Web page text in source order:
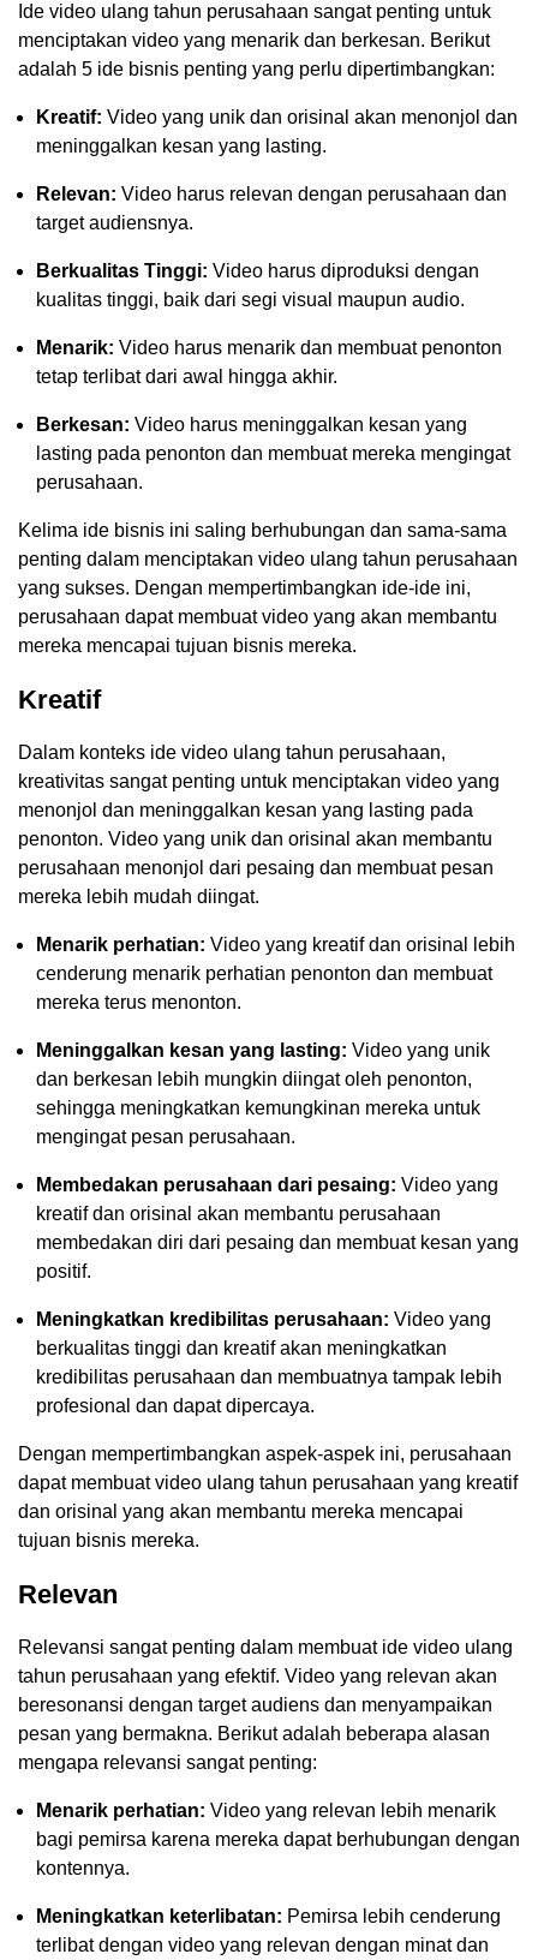
Ide video ulang tahun perusahaan sangat penting untuk
menciptakan video yang menarik dan berkesan. Berikut
adalah 5 ide bisnis penting yang perlu dipertimbangkan:
Kreatif: Video yang unik dan orisinal akan menonjol dan
meninggalkan kesan yang lasting.
Relevan: Video harus relevan dengan perusahaan dan
target audiensnya.
Berkualitas Tinggi: Video harus diproduksi dengan
kualitas tinggi, baik dari segi visual maupun audio.
Menarik: Video harus menarik dan membuat penonton
tetap terlibat dari awal hingga akhir.
Berkesan: Video harus meninggalkan kesan yang
lasting pada penonton dan membuat mereka mengingat
perusahaan.
Kelima ide bisnis ini saling berhubungan dan sama-sama
penting dalam menciptakan video ulang tahun perusahaan
yang sukses. Dengan mempertimbangkan ide-ide ini,
perusahaan dapat membuat video yang akan membantu
mereka mencapai tujuan bisnis mereka.
Kreatif
Dalam konteks ide video ulang tahun perusahaan,
kreativitas sangat penting untuk menciptakan video yang
menonjol dan meninggalkan kesan yang lasting pada
penonton. Video yang unik dan orisinal akan membantu
perusahaan menonjol dari pesaing dan membuat pesan
mereka lebih mudah diingat.
Menarik perhatian: Video yang kreatif dan orisinal lebih
cenderung menarik perhatian penonton dan membuat
mereka terus menonton.
Meninggalkan kesan yang lasting: Video yang unik
dan berkesan lebih mungkin diingat oleh penonton,
sehingga meningkatkan kemungkinan mereka untuk
mengingat pesan perusahaan.
Membedakan perusahaan dari pesaing: Video yang
kreatif dan orisinal akan membantu perusahaan
membedakan diri dari pesaing dan membuat kesan yang
positif.
Meningkatkan kredibilitas perusahaan: Video yang
berkualitas tinggi dan kreatif akan meningkatkan
kredibilitas perusahaan dan membuatnya tampak lebih
profesional dan dapat dipercaya.
Dengan mempertimbangkan aspek-aspek ini, perusahaan
dapat membuat video ulang tahun perusahaan yang kreatif
dan orisinal yang akan membantu mereka mencapai
tujuan bisnis mereka.
Relevan
Relevansi sangat penting dalam membuat ide video ulang
tahun perusahaan yang efektif. Video yang relevan akan
beresonansi dengan target audiens dan menyampaikan
pesan yang bermakna. Berikut adalah beberapa alasan
mengapa relevansi sangat penting:
Menarik perhatian: Video yang relevan lebih menarik
bagi pemirsa karena mereka dapat berhubungan dengan
kontennya.
Meningkatkan keterlibatan: Pemirsa lebih cenderung
terlibat dengan video yang relevan dengan minat dan